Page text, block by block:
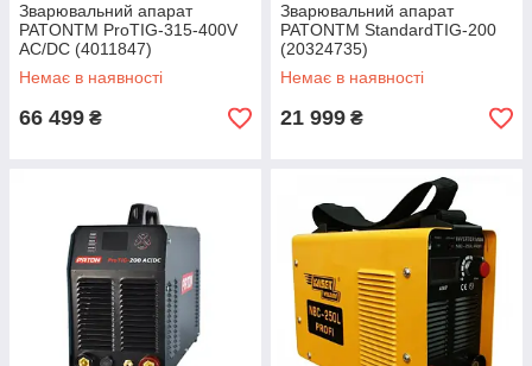
Зварювальний апарат
PATONTM ProTIG-315-400V
AC/DC (4011847)
Немає в наявності
66 499 ₴
Зварювальний апарат
PATONTM StandardTIG-200
(20324735)
Немає в наявності
21 999 ₴